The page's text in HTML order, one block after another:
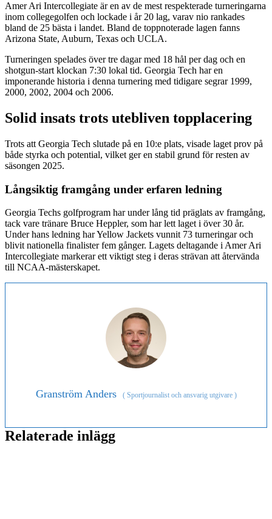
Amer Ari Intercollegiate är en av de mest respekterade turneringarna
inom collegegolfen och lockade i år 20 lag, varav nio rankades
bland de 25 bästa i landet. Bland de toppnoterade lagen fanns
Arizona State, Auburn, Texas och UCLA.
Turneringen spelades över tre dagar med 18 hål per dag och en
shotgun-start klockan 7:30 lokal tid. Georgia Tech har en
imponerande historia i denna turnering med tidigare segrar 1999,
2000, 2002, 2004 och 2006.
Solid insats trots utebliven topplacering
Trots att Georgia Tech slutade på en 10:e plats, visade laget prov på
både styrka och potential, vilket ger en stabil grund för resten av
säsongen 2025.
Långsiktig framgång under erfaren ledning
Georgia Techs golfprogram har under lång tid präglats av framgång,
tack vare tränare Bruce Heppler, som har lett laget i över 30 år.
Under hans ledning har Yellow Jackets vunnit 73 turneringar och
blivit nationella finalister fem gånger. Lagets deltagande i Amer Ari
Intercollegiate markerar ett viktigt steg i deras strävan att återvända
till NCAA-mästerskapet.
Granström Anders (Sportjournalist och ansvarig utgivare )
Relaterade inlägg